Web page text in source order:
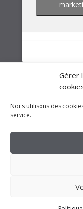
Gérer
Nous utilisons des
service.